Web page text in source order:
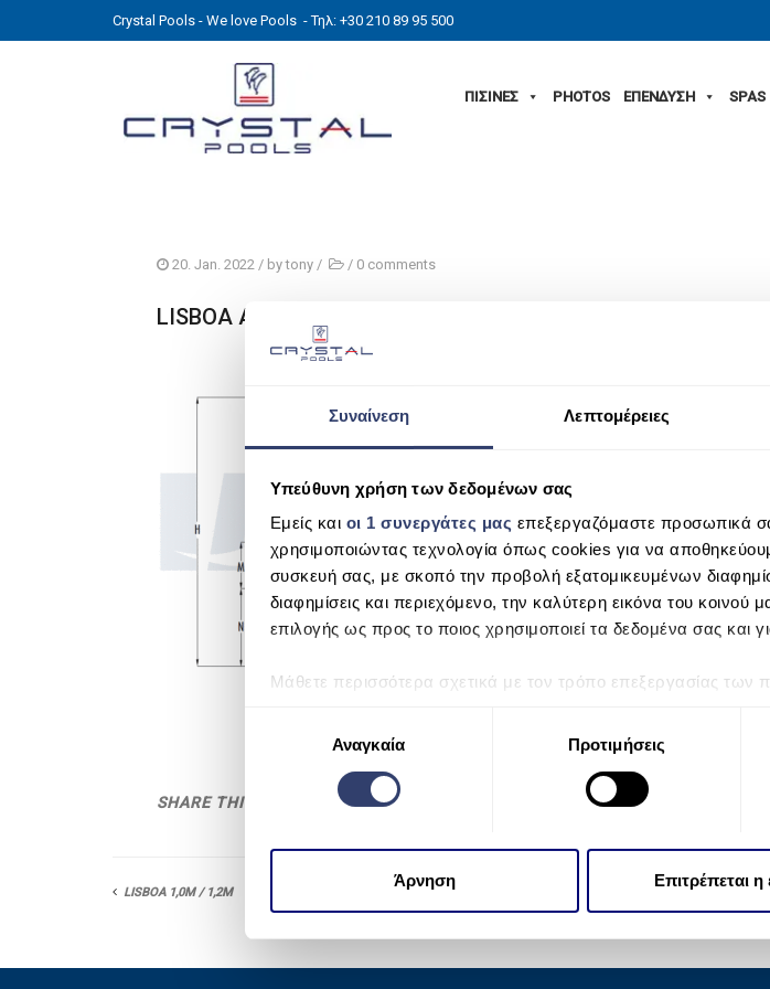
Συναίνεση Λεπτομέρειες
Υπεύθυνη χρήση των δεδομένων σας
Εμείς και οι 1 συνεργάτες μας επεξεργαζόμαστε προσωπικά
χρησιμοποιώντας τεχνολογία όπως cookies για να
συσκευή σας, με σκοπό την προβολή εξατομικευμένων
διαφημίσεις και περιεχόμενο, την καλύτερη εικόνα του
επιλογής ως προς το ποιος χρησιμοποιεί τα δεδομένα σας και
Μάθετε περισσότερα σχετικά με τον τρόπο επεξεργασίας των
πάσα στιγμή από τη Δήλωση Cookies.
Χρησιμοποιούμε cookie για την εξατομίκευση περιεχομένου
από μέρους σας χρήση των υπηρεσιών τους.
λ
υ
Αναγκαία Προτιμήσεις
Άρνηση Επιτρέπεται η
Crystal Pools - We love Pools - Τηλ: +30 210 89 95 500
ΠΙΣΙΝΕΣ PHOTOS ΕΠΕΝΔΥΣΗ SPAS
20. Jan. 2022 / bytony / / 0 comments
LISBOA ALTO RENDIMIENTO3
SHARE THIS
LISBOA 1,0M / 1,2M